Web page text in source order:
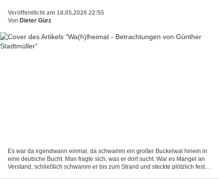
Veröffentlicht am 18.05.2026 22:55
Von Dieter Gürz
Es war da irgendwann einmal, da schwamm ein großer Buckelwal hinein in
eine deutsche Bucht. Man fragte sich, was er dort sucht. War es Mangel an
Verstand, schließlich schwamm er bis zum Strand und steckte plötzlich fest